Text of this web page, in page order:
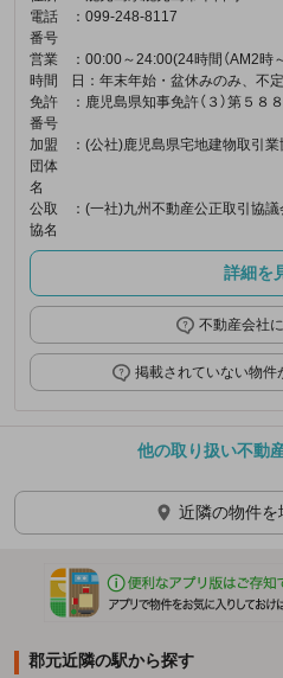
電話
番号
：099-248-8117
営業
時間
：00:00～24:00(24時間（AM2時
日：年末年始・盆休みのみ、不
免許
番号
：鹿児島県知事免許（３）第５８
加盟
団体
名
：(公社)鹿児島県宅地建物取引業
公取
協名
：(一社)九州不動産公正取引協議
詳細を
不動産会社
掲載されていない物件
他の取り扱い不動
近隣の物件を
郡元近隣の駅から探す